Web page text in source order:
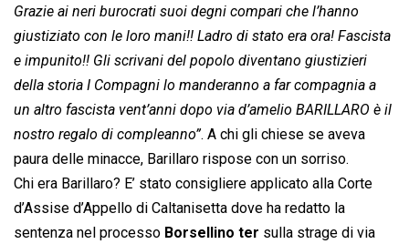
Grazie ai neri burocrati suoi degni compari che l’hanno
giustiziato con le loro mani!! Ladro di stato era ora! Fascista
e impunito!! Gli scrivani del popolo diventano giustizieri
della storia I Compagni lo manderanno a far compagnia a
un altro fascista vent’anni dopo via d’amelio BARILLARO è il
nostro regalo di compleanno”. A chi gli chiese se aveva
paura delle minacce, Barillaro rispose con un sorriso.
Chi era Barillaro? E’ stato consigliere applicato alla Corte
d’Assise d’Appello di Caltanisetta dove ha redatto la
sentenza nel processo Borsellino ter sulla strage di via